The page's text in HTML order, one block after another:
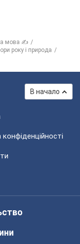
мова ✍
року і природа
В начало